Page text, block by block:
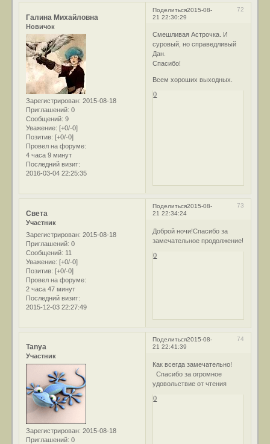
Поделиться 72
2015-08-
21 22:30:29
Галина Михайловна
Новичок
Зарегистрирован: 2015-08-18
Приглашений: 0
Сообщений: 9
Уважение: [+0/-0]
Позитив: [+0/-0]
Провел на форуме:
4 часа 9 минут
Последний визит:
2016-03-04 22:25:35
Смешливая Астрочка. И
суровый, но справедливый
Дан.
Спасибо!
Всем хороших выходных.
0
Поделиться 73
2015-08-
21 22:34:24
Света
Участник
Зарегистрирован: 2015-08-18
Приглашений: 0
Сообщений: 11
Уважение: [+0/-0]
Позитив: [+0/-0]
Провел на форуме:
2 часа 47 минут
Последний визит:
2015-12-03 22:27:49
Доброй ночи!Спасибо за
замечательное продолжение!
0
Поделиться 74
2015-08-
21 22:41:39
Tanya
Участник
Зарегистрирован: 2015-08-18
Приглашений: 0
Как всегда замечательно!
Спасибо за огромное
удовольствие от чтения
0